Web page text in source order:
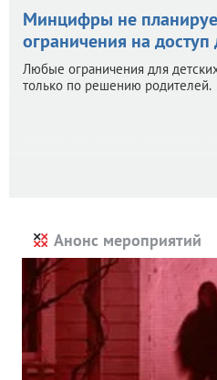
Минцифры не
ограничения на доступ
Любые ограничения для
только по решению родителей.
Анонс мероприятий